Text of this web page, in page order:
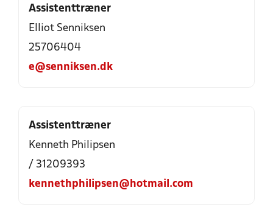
Assistenttræner
Elliot Senniksen
25706404
e@senniksen.dk
Assistenttræner
Kenneth Philipsen
/ 31209393
kennethphilipsen@hotmail.com